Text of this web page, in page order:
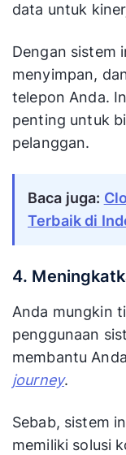
data untuk
Dengan sistem
menyimpan,
telepon Anda.
penting untuk
pelanggan.
Baca juga:
Terbaik di
4.
Anda mungkin
penggunaan
membantu
journey.
Sebab, sistem
memiliki solusi